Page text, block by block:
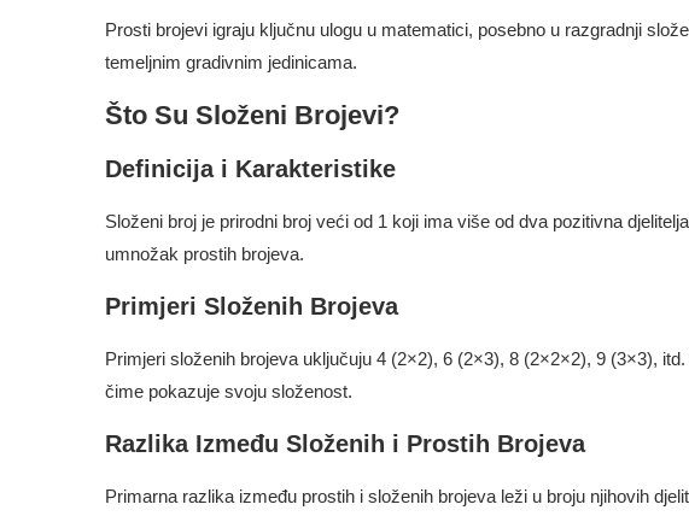
Prosti brojevi igraju ključnu ulogu u matematici, posebno u razgradnji
temeljnim gradivnim jedinicama.
Što Su Složeni Brojevi?
Definicija i Karakteristike
Složeni broj je prirodni broj veći od 1 koji ima više od dva pozitivna
umnožak prostih brojeva.
Primjeri Složenih Brojeva
Primjeri složenih brojeva uključuju 4 (2×2), 6 (2×3), 8 (2×2×2), 9 (3×3),
čime pokazuje svoju složenost.
Razlika Između Složenih i Prostih Brojeva
Primarna razlika između prostih i složenih brojeva leži u broju njihovih